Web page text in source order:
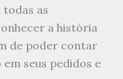
todas as
a história
de poder contar
seus pedidos e